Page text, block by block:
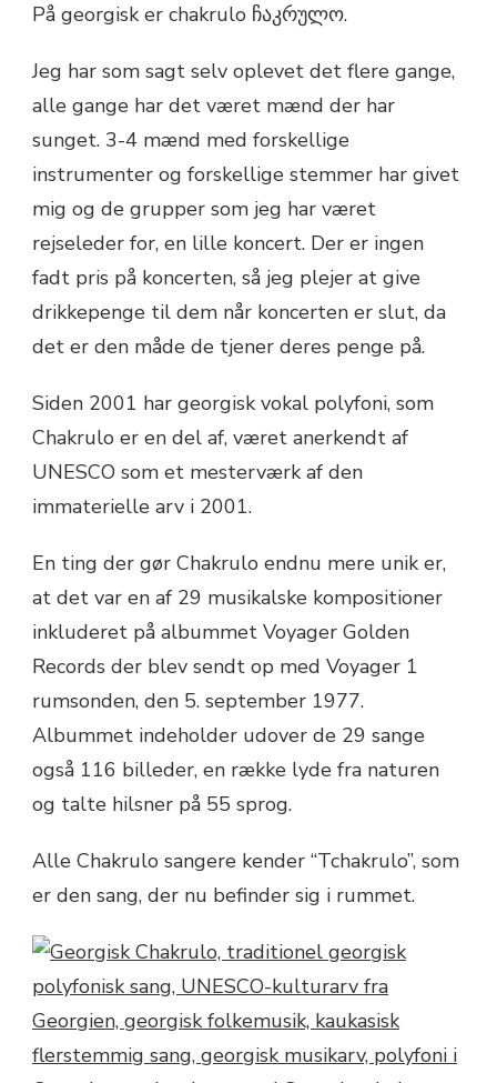
På georgisk er chakrulo ჩაკრულო.
Jeg har som sagt selv oplevet det flere gange,
alle gange har det været mænd der har
sunget. 3-4 mænd med forskellige
instrumenter og forskellige stemmer har givet
mig og de grupper som jeg har været
rejseleder for, en lille koncert. Der er ingen
fadt pris på koncerten, så jeg plejer at give
drikkepenge til dem når koncerten er slut, da
det er den måde de tjener deres penge på.
Siden 2001 har georgisk vokal polyfoni, som
Chakrulo er en del af, været anerkendt af
UNESCO som et mesterværk af den
immaterielle arv i 2001.
En ting der gør Chakrulo endnu mere unik er,
at det var en af ​​29 musikalske kompositioner
inkluderet på albummet Voyager Golden
Records der blev sendt op med Voyager 1
rumsonden, den 5. september 1977.
Albummet indeholder udover de 29 sange
også 116 billeder, en række lyde fra naturen
og talte hilsner på 55 sprog.
Alle Chakrulo sangere kender “Tchakrulo”, som
er den sang, der nu befinder sig i rummet.